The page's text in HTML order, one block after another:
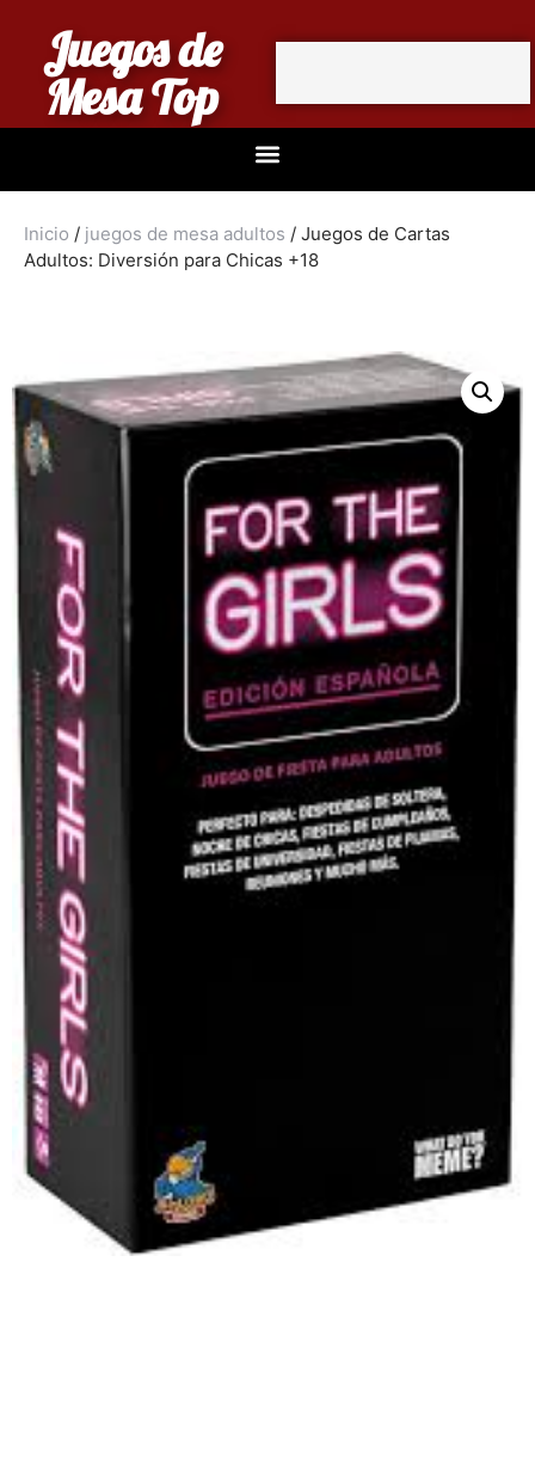
Juegos de
Mesa Top
Inicio / juegos de mesa adultos / Juegos de Cartas
Adultos: Diversión para Chicas +18